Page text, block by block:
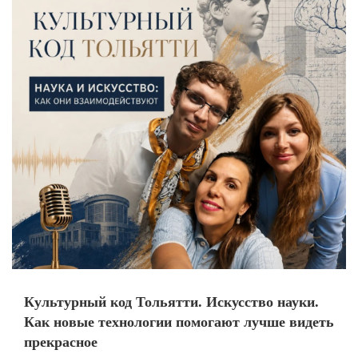
Культурный код Тольятти. Искусство науки.
Как новые технологии помогают лучше видеть
прекрасное